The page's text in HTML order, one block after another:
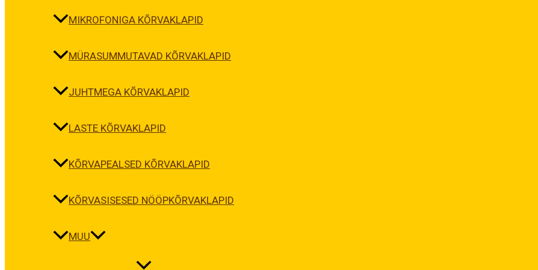
MIKROFONIGA KÕRVAKLAPID
MÜRASUMMUTAVAD KÕRVAKLAPID
JUHTMEGA KÕRVAKLAPID
LASTE KÕRVAKLAPID
KÕRVAPEALSED KÕRVAKLAPID
KÕRVASISESED NÖÖPKÕRVAKLAPID
MUU